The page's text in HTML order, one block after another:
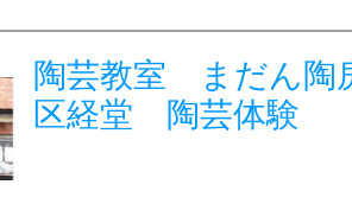
陶芸教室 まだん
区経堂 陶芸体験